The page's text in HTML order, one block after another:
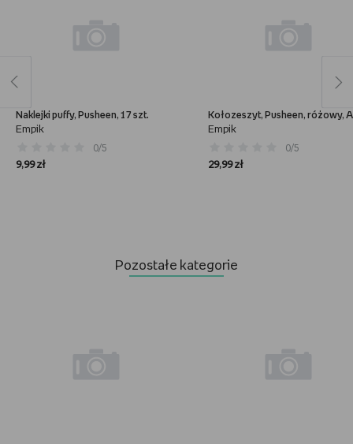
Naklejki puffy, Pusheen, 17 szt.
Empik
0/5
9,99 zł
Kołozeszyt, Pusheen, różowy,
Empik
0/5
29,99 zł
Pozostałe kategorie